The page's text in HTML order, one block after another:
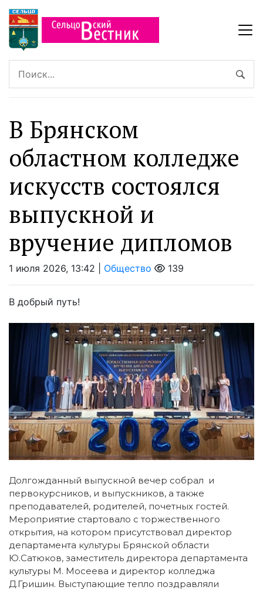
В Брянском
областном колледже
искусств состоялся
выпускной и
вручение дипломов
1 июля 2026, 13:42 | Общество 139
В добрый путь! ️
Долгожданный выпускной вечер собрал и
первокурсников, и выпускников, а также
преподавателей, родителей, почетных гостей.
Мероприятие стартовало с торжественного
открытия, на котором присутствовал директор
департамента культуры Брянской области
Ю.Сатюков, заместитель директора департамента
культуры М. Мосеева и директор колледжа
Д.Гришин. Выступающие тепло поздравляли